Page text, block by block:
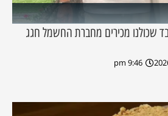
שכולנו מכירים מחברת החשמל חגג
9:46 pm